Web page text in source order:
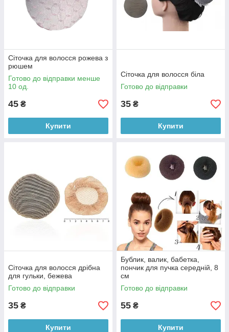
Сіточка для волосся рожева з
рюшем
Готово до відправки менше
10 од.
45 ₴
Купити
Сіточка для волосся біла
Готово до відправки
35 ₴
Купити
Сіточка для волосся дрібна
для гульки, бежева
Готово до відправки
35 ₴
Купити
Бублик, валик, бабетка,
пончик для пучка середній, 8
см
Готово до відправки
55 ₴
Купити